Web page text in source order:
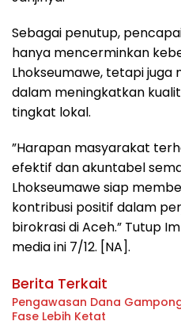
Sebagai penutup,
hanya mencerminkan
Lhokseumawe, tetapi
dalam meningkatkan
tingkat lokal.
”Harapan masyarakat
efektif dan akuntabel
Lhokseumawe siap
kontribusi positif dalam
birokrasi di Aceh.” Tutup
media ini 7/12. [NA].
Berita Terkait
Pengawasan Dana
Fase Lebih Ketat